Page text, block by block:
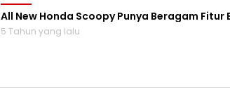
All New Honda Scoopy Punya Beragam Fitur
5 Tahun yang lalu